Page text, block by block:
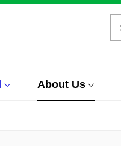
About Us